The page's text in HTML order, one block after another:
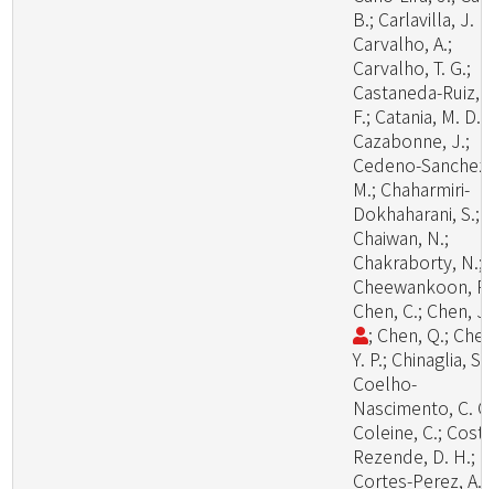
B.; Carlavilla, J.
Carvalho, A.;
Carvalho, T. G.;
Castaneda-Ruiz,
F.; Catania, M. D.,
Cazabonne, J.;
Cedeno-Sanchez,
M.; Chaharmiri-
Dokhaharani, S.;
Chaiwan, N.;
Chakraborty, N.;
Cheewankoon,
Chen, C.; Chen,
; Chen, Q.;
Y. P.; Chinaglia, S.;
Coelho-
Nascimento, C.
Coleine, C.;
Rezende, D. H.;
Cortes-Perez, A.;